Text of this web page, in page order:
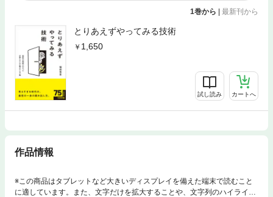
1巻から | 最新刊から
とりあえずやってみる技術
1,650
試し読み カートへ
作品情報
※この商品はタブレットなど大きいディスプレイを備えた端末で読むこと
に適しています。また、文字だけを拡大することや、文字列のハイライ